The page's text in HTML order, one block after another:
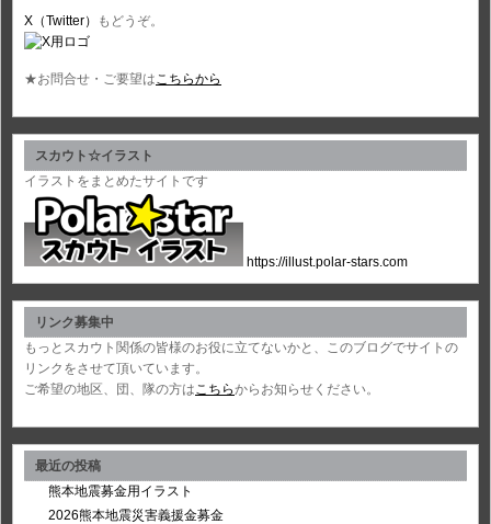
X（Twitter） もどうぞ。
★お問合せ・ご要望は こちらから
スカウト☆イラスト
イラストをまとめたサイトです
https://illust.polar-stars.com
リンク募集中
もっとスカウト関係の皆様のお役に立てないかと、このブログでサイトの
リンクをさせて頂いています。
ご希望の地区、団、隊の方は こちらからお知らせください。
最近の投稿
熊本地震募金用イラスト
2026熊本地震災害義援金募金